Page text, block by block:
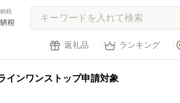
税
返礼品 ランキング
インワンストップ申請対象